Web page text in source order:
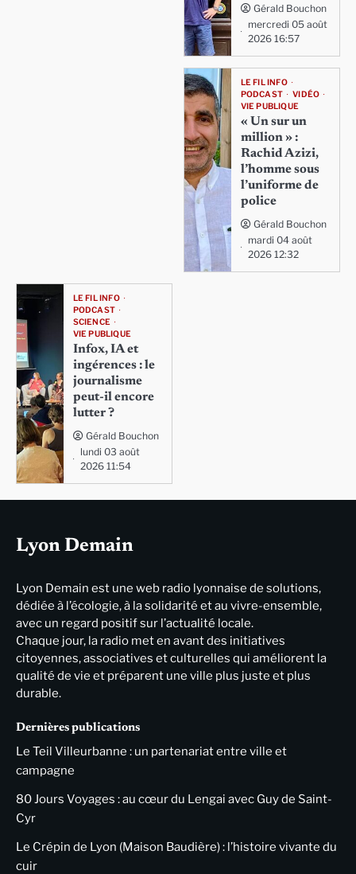
Gérald Bouchon
mercredi 05 août
2026 16:57
LE FIL INFO
PODCAST
VIDÉO
VIE PUBLIQUE
« Un sur un
million » :
Rachid Azizi,
l’homme sous
l’uniforme de
police
Gérald Bouchon
mardi 04 août
2026 12:32
LE FIL INFO
PODCAST
SCIENCE
VIE PUBLIQUE
Infox, IA et
ingérences : le
journalisme
peut-il encore
lutter ?
Gérald Bouchon
lundi 03 août
2026 11:54
Lyon Demain
Lyon Demain est une web radio lyonnaise de solutions,
dédiée à l’écologie, à la solidarité et au vivre-ensemble,
avec un regard positif sur l’actualité locale.
Chaque jour, la radio met en avant des initiatives
citoyennes, associatives et culturelles qui améliorent la
qualité de vie et préparent une ville plus juste et plus
durable.
Dernières publications
Le Teil Villeurbanne : un partenariat entre ville et
campagne
80 Jours Voyages : au cœur du Lengai avec Guy de Saint-
Cyr
Le Crépin de Lyon (Maison Baudière) : l’histoire vivante du
cuir